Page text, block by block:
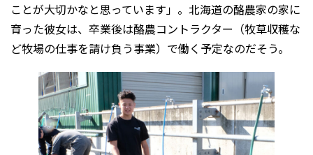
ことが大切かなと思っています」。北海道の酪農家の家に
育った彼女は、卒業後は酪農コントラクター（牧草収穫な
ど牧場の仕事を請け負う事業）で働く予定なのだそう。